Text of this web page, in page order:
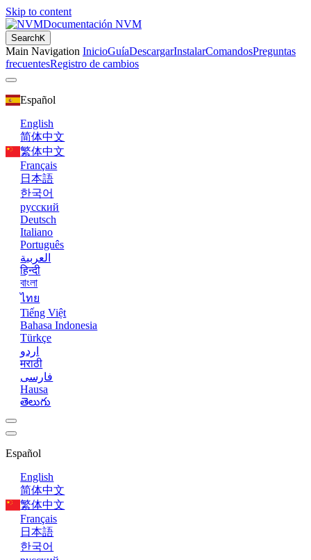
Skip to content
Documentación NVM
SearchK
Main Navigation InicioGuíaDescargarInstalarComandosPreguntas
frecuentesRegistro de cambios
Español
English
简体中文
繁体中文
Français
日本語
한국어
русский
Deutsch
Italiano
Português
العربية
हिन्दी
বাংলা
ไทย
Tiếng Việt
Bahasa Indonesia
Türkçe
اردو
मराठी
فارسی
Hausa
తెలుగు
Español
English
简体中文
繁体中文
Français
日本語
한국어